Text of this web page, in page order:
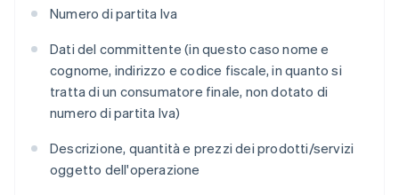
Numero di partita Iva
Dati del committente (in questo caso nome e
cognome, indirizzo e codice fiscale, in quanto si
tratta di un consumatore finale, non dotato di
numero di partita Iva)
Descrizione, quantità e prezzi dei prodotti/servizi
oggetto dell'operazione